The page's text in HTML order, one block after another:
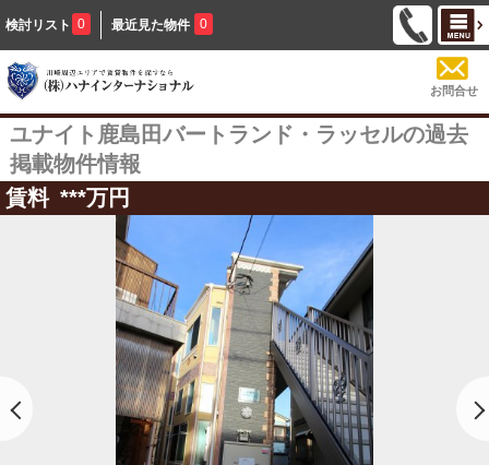
検討リスト 0 最近見た物件 0
お問合せ
ユナイト鹿島田バートランド・ラッセルの過去
掲載物件情報
賃料 ***万円